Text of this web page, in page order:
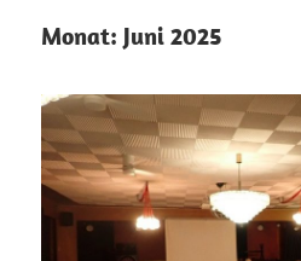
Monat: Juni 2025